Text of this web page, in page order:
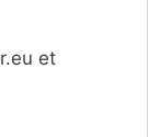
et